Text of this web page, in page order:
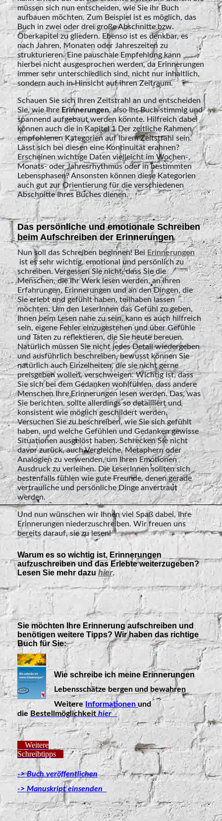
müssen sich nun entscheiden, wie Sie ihr Buch
aufbauen möchten. Zum Beispiel ist es möglich, das
Buch in zwei oder drei große Abschnitte bzw.
Oberkapitel zu gliedern. Ebenso ist es denkbar, es
nach Jahren, Monaten oder Jahreszeiten zu
strukturieren. Eine pauschale Empfehlung kann
hierbei nicht ausgesprochen werden, da Erinnerungen
immer sehr unterschiedlich sind, nicht nur inhaltlich,
sondern auch in Hinsicht auf ihren Zeitraum.
Schauen Sie sich Ihren Zeitstrahl an und entscheiden
Sie, wie Ihre Erinnerungen, also Ihr Buch stimmig und
spannend aufgebaut werden könnte. Hilfreich dabei
können auch die in Kapitel 1 Der zeitliche Rahmen
empfohlenen Kategorien auf Ihrem Zeitstrahl sein.
Lässt sich bei diesen eine Kontinuität erahnen?
Erscheinen wichtige Daten vielleicht im Wochen-,
Monats- oder Jahresrhythmus oder in bestimmten
Lebensphasen? Ansonsten können diese Kategorien
auch gut zur Orientierung für die verschiedenen
Abschnitte Ihres Buches dienen.
Das persönliche und emotionale Schreiben
beim Aufschreiben der Erinnerungen
Nun soll das Schreiben beginnen! BeiErinnerungen
ist es sehr wichtig, emotional und persönlich zu
schreiben. Vergessen Sie nicht, dass Sie die
Menschen, die Ihr Werk lesen werden, an ihren
Erfahrungen, Erinnerungen und an den Dingen, die
Sie erlebt und gefühlt haben, teilhaben lassen
möchten. Um den LeserInnen das Gefühl zu geben,
Ihnen beim Lesen nahe zu sein, kann es auch hilfreich
sein, eigene Fehler einzugestehen und über Gefühle
und Taten zu reflektieren, die Sie heute bereuen.
Natürlich müssen Sie nicht jedes Detail wiedergeben
und ausführlich beschreiben, bewusst können Sie
natürlich auch Einzelheiten, die sie nicht gerne
preisgeben wollen, verschweigen. Wichtig ist, dass
Sie sich bei dem Gedanken wohlfühlen, dass andere
Menschen Ihre Erinnerungen lesen werden. Das, was
Sie berichten, sollte allerdings so detailliert und
konsistent wie möglich geschildert werden.
Versuchen Sie zu beschreiben, wie Sie sich gefühlt
haben, und welche Gefühlen und Gedanken gewisse
Situationen ausgelöst haben. Schrecken Sie nicht
davor zurück, auch Vergleiche, Metaphern oder
Analogien zu verwenden, um Ihren Emotionen
Ausdruck zu verleihen. Die LeserInnen sollten sich
bestenfalls fühlen wie gute Freunde, denen gerade
vertrauliche und persönliche Dinge anvertraut
werden.
Und nun wünschen wir Ihnen viel Spaß dabei, Ihre
Erinnerungen niederzuschreiben. Wir freuen uns
bereits darauf, sie zu lesen!
Warum es so wichtig ist, Erinnerungen
aufzuschreiben und das Erlebte weiterzugeben?
Lesen Sie mehr dazu hier.
Sie möchten Ihre Erinnerung aufschreiben und
benötigen weitere Tipps? Wir haben das richtige
Buch für Sie:
Wie schreibe ich meine Erinnerungen
Lebensschätze bergen und bewahren
Weitere Informationen und
die Bestellmöglichkeit hier
Weitere
Schreibtipps
-> Buch veröffentlichen
-> Manuskript einsenden